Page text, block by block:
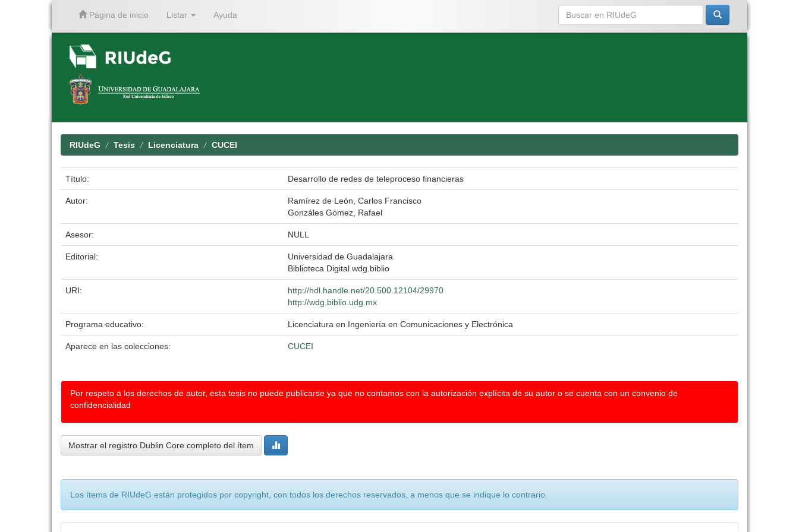
Página de inicio Listar Ayuda
RIUdeG Tesis Licenciatura CUCEI
Título: Desarrollo de redes de teleproceso financieras
Autor:
Ramírez de León, Carlos Francisco
Gonzáles Gómez, Rafael
Asesor: NULL
Editorial:
Universidad de Guadalajara
Biblioteca Digital wdg.biblio
URI:
http://hdl.handle.net/20.500.12104/29970
http://wdg.biblio.udg.mx
Programa educativo: Licenciatura en Ingeniería en Comunicaciones y Electrónica
Aparece en las colecciones: CUCEI
Por respeto a los derechos de autor, esta tesis no puede publicarse ya que no contamos con la autorización explícita de su autor o se cuenta con un convenio de
confidencialidad
Mostrar el registro Dublin Core completo del ítem
Los ítems de RIUdeG están protegidos por copyright, con todos los derechos reservados, a menos que se indique lo contrario.